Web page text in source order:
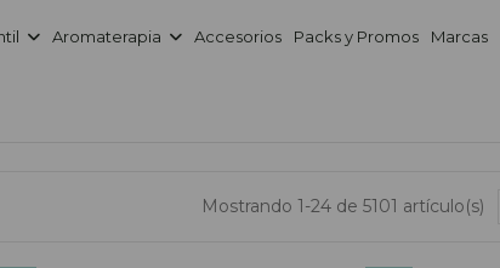
Aromaterapia Accesorios Packs y Promos Marcas
Mostrando 1-24 de 5101 artículo(s)